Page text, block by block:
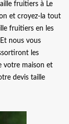
fruitiers à Le
et croyez-la tout
fruitiers en les
nous vous
les
votre maison et
devis taille